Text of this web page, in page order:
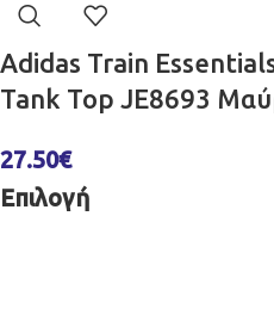
Adidas Train
Tank Top JE8693
27.50€
Επιλογή